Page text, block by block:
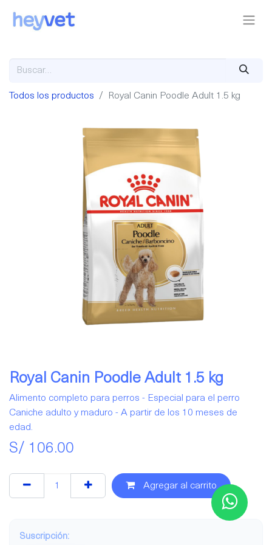
Todos los productos Royal Canin Poodle Adult 1.5 kg
Royal Canin Poodle Adult 1.5 kg
Alimento completo para perros - Especial para el perro
Caniche adulto y maduro - A partir de los 10 meses de
edad.
S/ 106.00
Agregar al carrito
Suscripción: